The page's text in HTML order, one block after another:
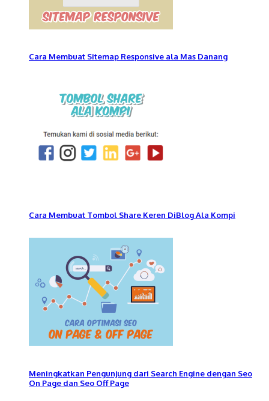
Cara Membuat Sitemap Responsive ala Mas Danang
Cara Membuat Tombol Share Keren DiBlog Ala Kompi
Meningkatkan Pengunjung dari Search Engine dengan Seo
On Page dan Seo Off Page